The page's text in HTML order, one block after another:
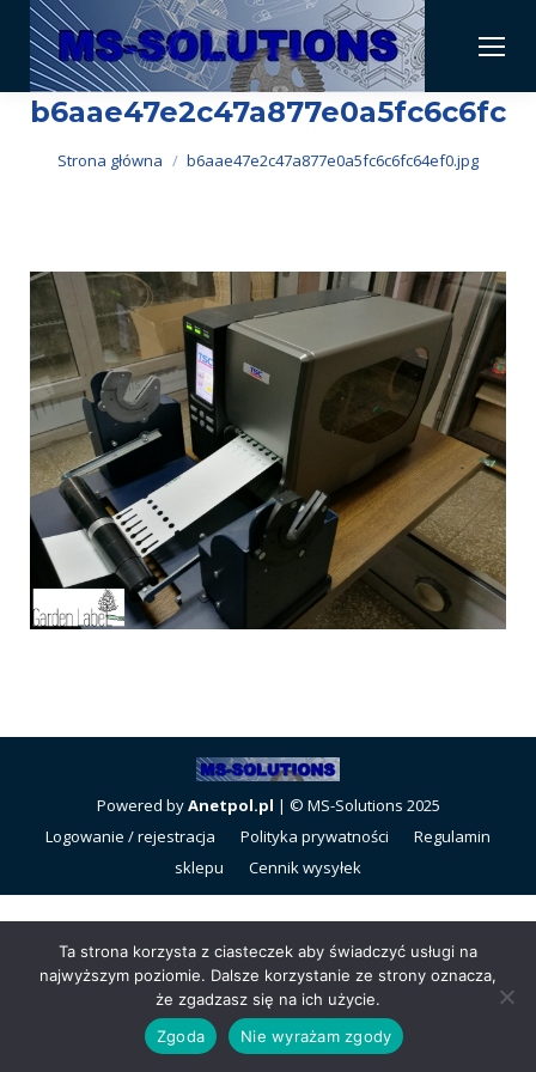
Jesteś tutaj:
Strona główna b6aae47e2c47a877e0a5fc6c6fc64ef0.jpg
Powered byAnetpol.pl | © MS-Solutions 2025
Logowanie / rejestracja
Polityka prywatności
Regulamin
sklepu
Cennik wysyłek
Ta strona korzysta z ciasteczek aby świadczyć usługi na
najwyższym poziomie. Dalsze korzystanie ze strony oznacza,
że zgadzasz się na ich użycie.
Zgoda
Nie wyrażam zgody